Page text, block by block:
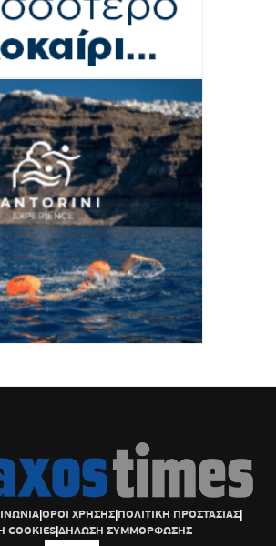
|ΟΡΟΙ ΧΡΗΣΗΣ|ΠΟΛΙΤΙΚΗ ΠΡΟΣΤΑΣΙΑΣ|
COOKIES|ΔΗΛΩΣΗ ΣΥΜΜΟΡΦΩΣΗΣ